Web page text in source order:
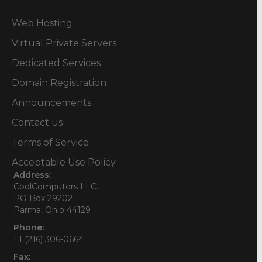
Web Hosting
Virtual Private Servers
Dedicated Services
Domain Registration
Announcements
Contact us
Terms of Service
Acceptable Use Policy
Address:
CoolComputers LLC.
PO Box 29202
Parma, Ohio 44129
Phone:
+1 (216) 306-0664
Fax: